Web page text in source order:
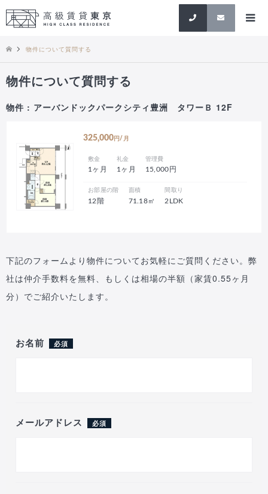
検索
物件について質問する
物件について質問する
物件 : アーバンドックパークシティ豊洲 タワーＢ 12F
325,000 円/月
敷金
1ヶ月
礼金
1ヶ月
管理費
15,000円
お部屋の階
12階
面積
71.18㎡
間取り
2LDK
下記のフォームより物件についてお気軽にご質問ください。弊
社は仲介手数料を無料、もしくは相場の半額（家賃0.55ヶ月
分）でご紹介いたします。
お名前 必須
メールアドレス 必須